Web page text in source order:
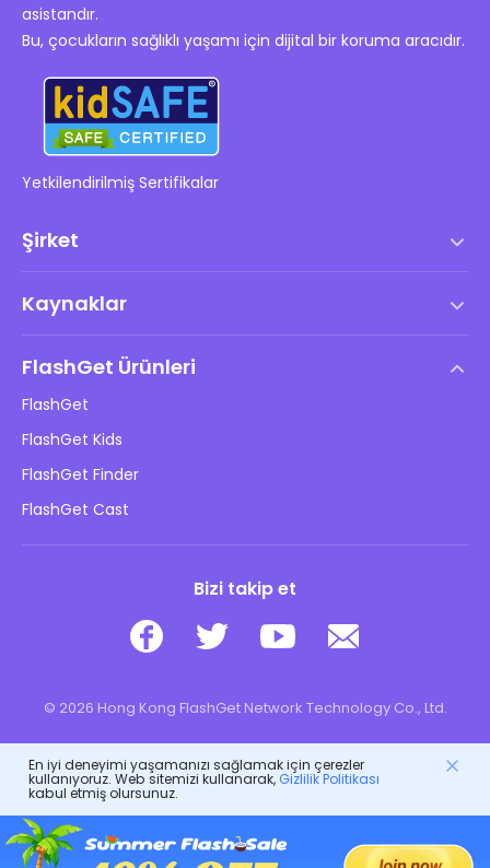
asistandır.
Bu, çocukların sağlıklı yaşamı için dijital bir koruma aracıdır.
Yetkilendirilmiş Sertifikalar
Şirket
Son Kullanıcı Lisans Anlaşması
DMCA Politikası
Gizlilik Politikası
Reklam Politikaları
Bilgilerimi Satma
Kaynaklar
Çocukların Çevrimiçi Güvenliği
İndir
FlashGet Ürünleri
FlashGet
FlashGet Kids
FlashGet Finder
FlashGet Cast
Bizi takip et
© 2026 Hong Kong FlashGet Network Technology Co., Ltd.
En iyi deneyimi yaşamanızı sağlamak için çerezler
kullanıyoruz. Web sitemizi kullanarak, Gizlilik Politikası
kabul etmiş olursunuz.